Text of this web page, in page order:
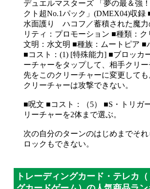
デュエルマスターズ 「夢の最＆強
クト超No.1パック」(DMEX04)収録
水面護り ハコフ／蓄積された魔力
リティ：プロモーション ■種類：
文明：水文明 ■種族：ムートピア ■
■コスト：(1) [特殊能力] ■ブロッカ
ーチャーをタップして、相手クリ
先をこのクリーチャーに変更して
クリーチャーは攻撃できない。
■呪文 ■コスト：（5） ■S・トリガ
リーチャーを2体まで選ぶ。
次の自分のターンのはじめまでそ
ロックもできない。
トレーディングカード・テレカ